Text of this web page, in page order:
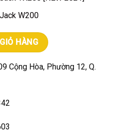
W200
[NEW 2021] số lượng
HÀNG
Cộng Hòa, Phường 12, Q.